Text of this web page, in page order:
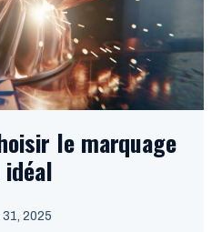
le marquage
2025